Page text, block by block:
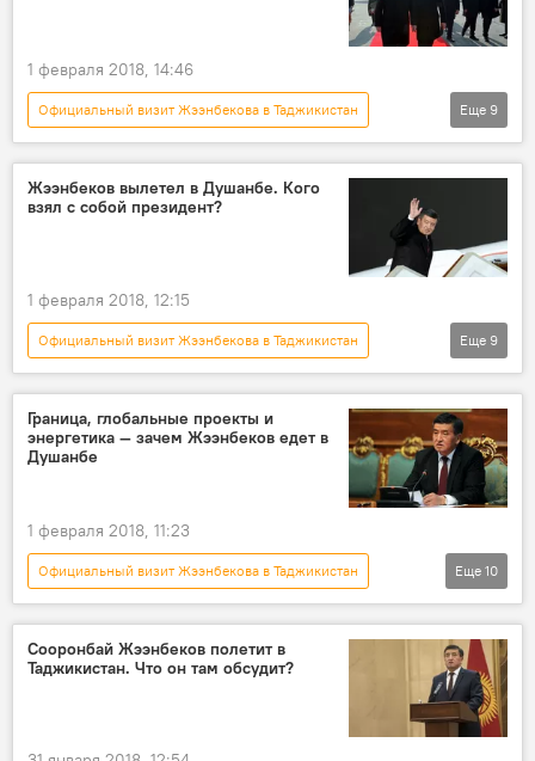
1 февраля 2018, 14:46
Официальный визит Жээнбекова в Таджикистан
Политика
Новости
В мире
Азия
Таджикистан
Сооронбай Жээнбеков
Еще 9
Жээнбеков вылетел в Душанбе. Кого
взял с собой президент?
1 февраля 2018, 12:15
Официальный визит Жээнбекова в Таджикистан
Политика
Новости
В мире
Кыргызстан
Азия
Эмомали Рахмон
Сооронбай Жээнбеков
Еще 9
Граница, глобальные проекты и
энергетика — зачем Жээнбеков едет в
Душанбе
1 февраля 2018, 11:23
Официальный визит Жээнбекова в Таджикистан
Политика
Новости
В мире
Кыргызстан
Таджикистан
Эмомали Рахмон
Еще 10
Сооронбай Жээнбеков полетит в
Таджикистан. Что он там обсудит?